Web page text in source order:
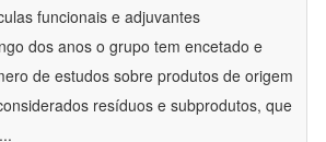
funcionais e adjuvantes
dos anos o grupo tem encetado e
de estudos sobre produtos de origem
resíduos e subprodutos, que
...